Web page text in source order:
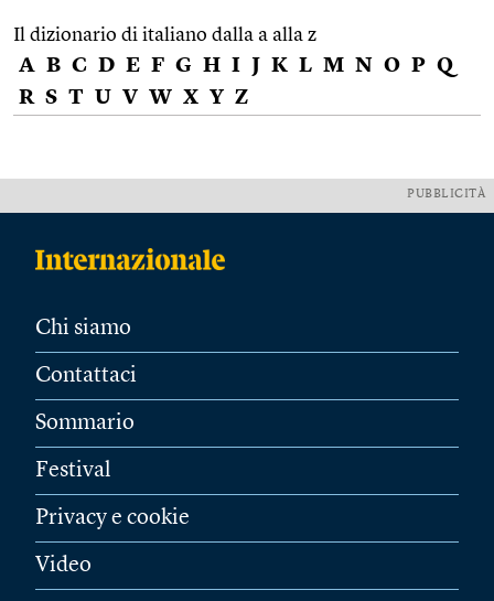
Il dizionario di italiano dalla a alla z
A B C D E F G H I J K L M N O P Q
R S T U V W X Y Z
PUBBLICITÀ
Chi siamo
Contattaci
Sommario
Festival
Privacy e cookie
Video